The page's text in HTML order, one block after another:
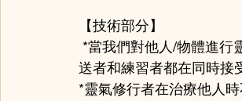
【技術部分】
*當我們對他人/物體進行
送者和練習者都在同時接
*靈氣修行者在治療他人